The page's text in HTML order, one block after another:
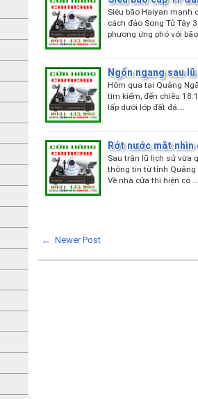
Siêu bão Haiyan mạnh
cách đảo Song Tử Tây
phương ứng phó với
Ngổn ngang sau lũ
Hôm qua tại Quảng
tìm kiếm, đến chiều
lấp dưới lớp đất đá.…
Rớt nước mắt
Sau trận lũ lịch sử vừa
thông tin từ tỉnh Quảng
Về nhà cửa thì hiện có …
← Newer Post